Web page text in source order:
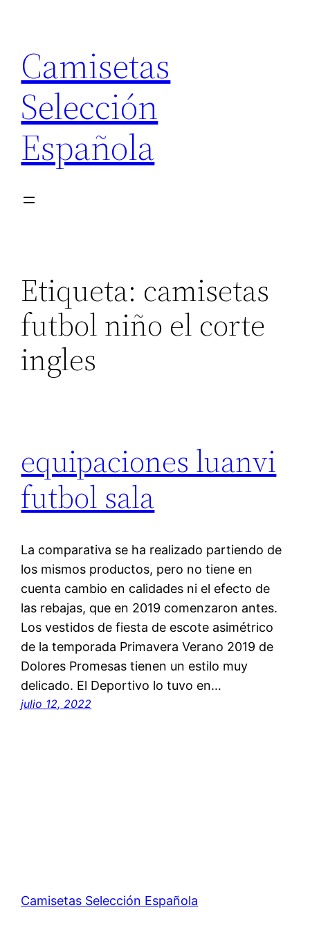
contenido
Camisetas
Selección
Española
Etiqueta: camisetas
futbol niño el corte
ingles
equipaciones luanvi
futbol sala
La comparativa se ha realizado partiendo de
los mismos productos, pero no tiene en
cuenta cambio en calidades ni el efecto de
las rebajas, que en 2019 comenzaron antes.
Los vestidos de fiesta de escote asimétrico
de la temporada Primavera Verano 2019 de
Dolores Promesas tienen un estilo muy
delicado. El Deportivo lo tuvo en…
julio 12, 2022
Camisetas Selección Española